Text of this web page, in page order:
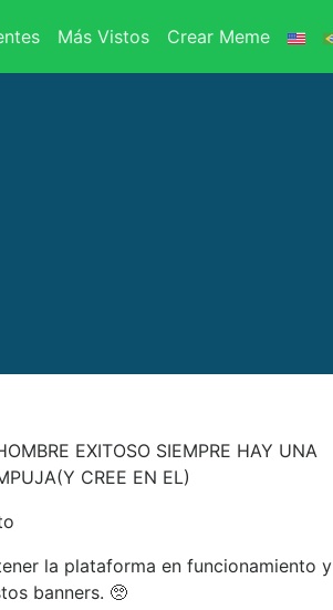
Más Vistos Crear Meme
EXITOSO SIEMPRE HAY UNA
CREE EN EL)
la plataforma en funcionamiento y
banners. 🥺